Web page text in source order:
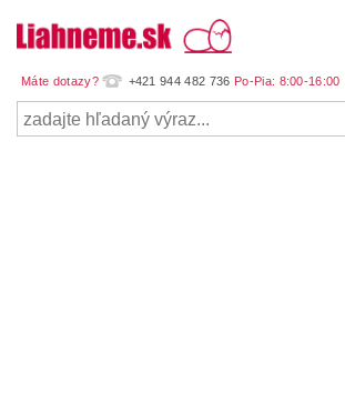
+421 944 482 736